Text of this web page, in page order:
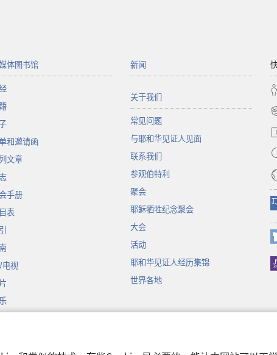
体图书馆
和邀请函
文章
手册
表
电视
新闻
关于我们
常见问题
与耶和华见证人见面
联系我们
参观伯特利
聚会
耶稣牺牲纪念聚会
大会
活动
耶和华见证人经历集锦
世界各地